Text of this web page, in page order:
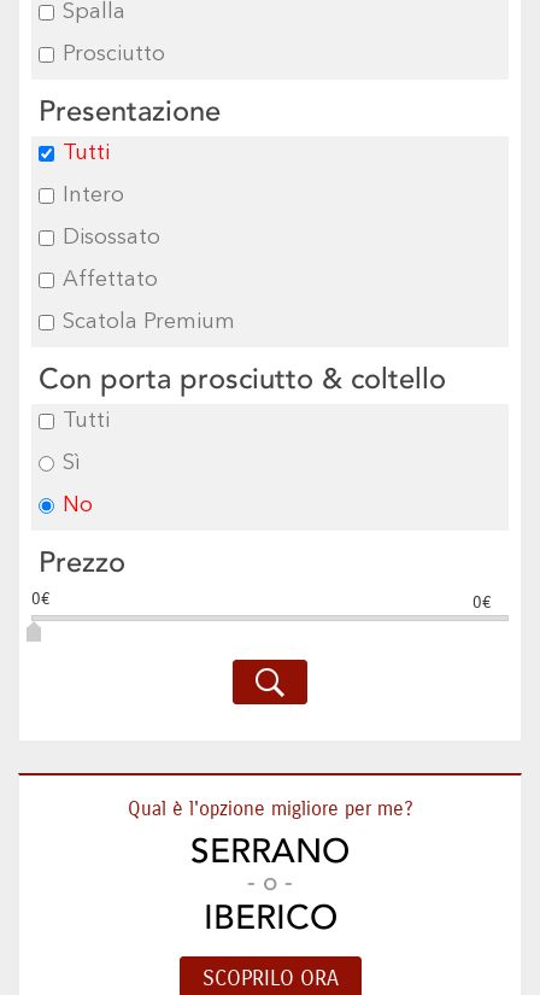
Spalla
Prosciutto
Presentazione
Tutti
Intero
Disossato
Affettato
Scatola Premium
Con porta prosciutto & coltello
Tutti
Sì
No
Prezzo
0€ 0€
Qual è l'opzione migliore per me?
SERRANO
- o -
IBERICO